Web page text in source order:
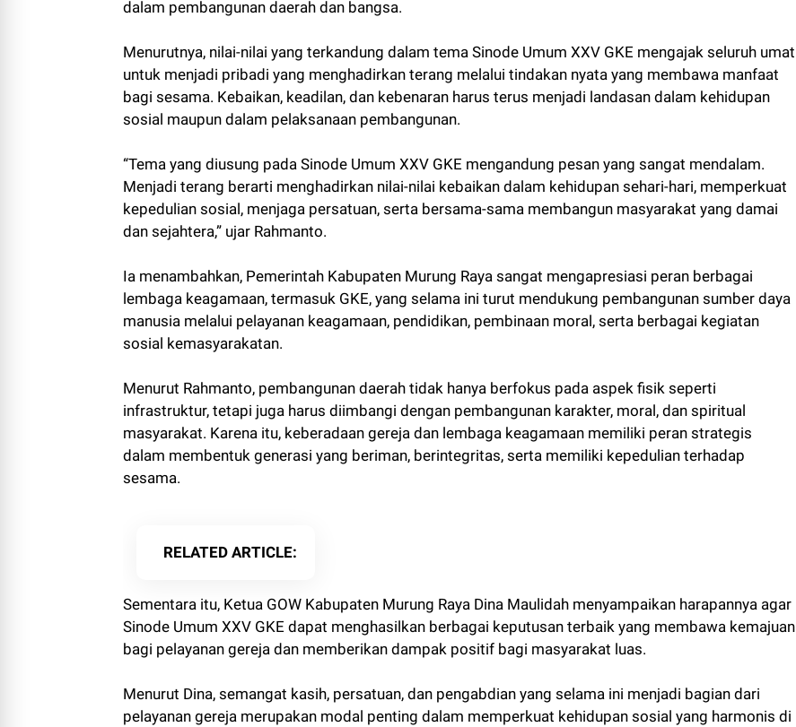
dalam pembangunan daerah dan bangsa.
Menurutnya, nilai-nilai yang terkandung dalam tema Sinode Umum XXV GKE mengajak seluruh umat
untuk menjadi pribadi yang menghadirkan terang melalui tindakan nyata yang membawa manfaat
bagi sesama. Kebaikan, keadilan, dan kebenaran harus terus menjadi landasan dalam kehidupan
sosial maupun dalam pelaksanaan pembangunan.
“Tema yang diusung pada Sinode Umum XXV GKE mengandung pesan yang sangat mendalam.
Menjadi terang berarti menghadirkan nilai-nilai kebaikan dalam kehidupan sehari-hari, memperkuat
kepedulian sosial, menjaga persatuan, serta bersama-sama membangun masyarakat yang damai
dan sejahtera,” ujar Rahmanto.
Ia menambahkan, Pemerintah Kabupaten Murung Raya sangat mengapresiasi peran berbagai
lembaga keagamaan, termasuk GKE, yang selama ini turut mendukung pembangunan sumber daya
manusia melalui pelayanan keagamaan, pendidikan, pembinaan moral, serta berbagai kegiatan
sosial kemasyarakatan.
Menurut Rahmanto, pembangunan daerah tidak hanya berfokus pada aspek fisik seperti
infrastruktur, tetapi juga harus diimbangi dengan pembangunan karakter, moral, dan spiritual
masyarakat. Karena itu, keberadaan gereja dan lembaga keagamaan memiliki peran strategis
dalam membentuk generasi yang beriman, berintegritas, serta memiliki kepedulian terhadap
sesama.
RELATED ARTICLE
Sementara itu, Ketua GOW Kabupaten Murung Raya Dina Maulidah menyampaikan harapannya agar
Sinode Umum XXV GKE dapat menghasilkan berbagai keputusan terbaik yang membawa kemajuan
bagi pelayanan gereja dan memberikan dampak positif bagi masyarakat luas.
Menurut Dina, semangat kasih, persatuan, dan pengabdian yang selama ini menjadi bagian dari
pelayanan gereja merupakan modal penting dalam memperkuat kehidupan sosial yang harmonis di